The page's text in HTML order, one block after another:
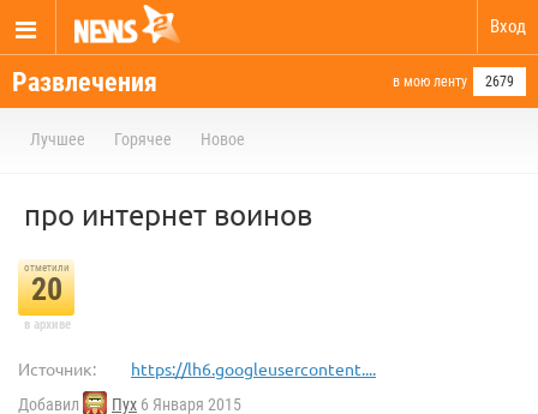
Вход
Развлечения в мою ленту 2679
Лучшее Горячее Новое
про интернет воинов
отметили
20
в архиве
Источник: https://lh6.googleusercontent....
Добавил Пух 6 Января 2015